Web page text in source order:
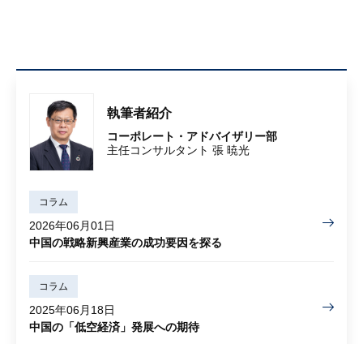
執筆者紹介
コーポレート・アドバイザリー部
主任コンサルタント 張 暁光
コラム
2026年06月01日
中国の戦略新興産業の成功要因を探る
コラム
2025年06月18日
中国の「低空経済」発展への期待